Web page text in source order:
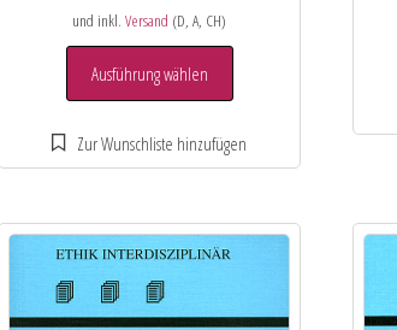
und inkl.Versand (D, A, CH)
Ausführung wählen